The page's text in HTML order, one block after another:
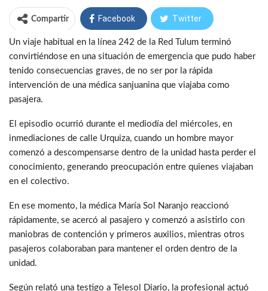
Compartir Facebook Twitter
WhatsApp Telegram
Un viaje habitual en la línea 242 de la Red Tulum terminó
convirtiéndose en una situación de emergencia que pudo haber
tenido consecuencias graves, de no ser por la rápida
intervención de una médica sanjuanina que viajaba como
pasajera.
El episodio ocurrió durante el mediodía del miércoles, en
inmediaciones de calle Urquiza, cuando un hombre mayor
comenzó a descompensarse dentro de la unidad hasta perder el
conocimiento, generando preocupación entre quienes viajaban
en el colectivo.
En ese momento, la médica María Sol Naranjo reaccionó
rápidamente, se acercó al pasajero y comenzó a asistirlo con
maniobras de contención y primeros auxilios, mientras otros
pasajeros colaboraban para mantener el orden dentro de la
unidad.
Según relató una testigo a Telesol Diario, la profesional actuó